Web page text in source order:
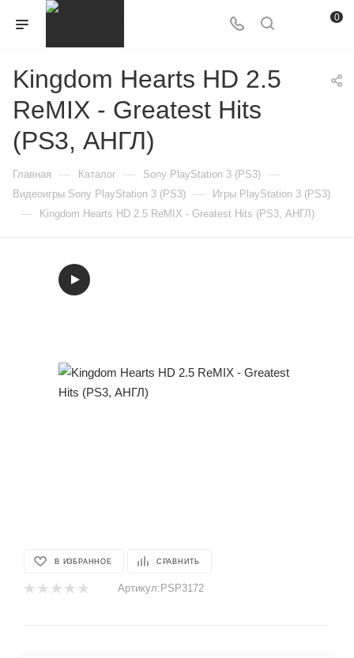
0
Kingdom Hearts HD 2.5
ReMIX - Greatest Hits
(PS3, АНГЛ)
Главная — Каталог — Sony PlayStation 3 (PS3) —
Видеоигры Sony PlayStation 3 (PS3) — Игры PlayStation 3 (PS3)
— Kingdom Hearts HD 2.5 ReMIX - Greatest Hits (PS3, АНГЛ)
В ИЗБРАННОЕ СРАВНИТЬ
Артикул: PSP3172